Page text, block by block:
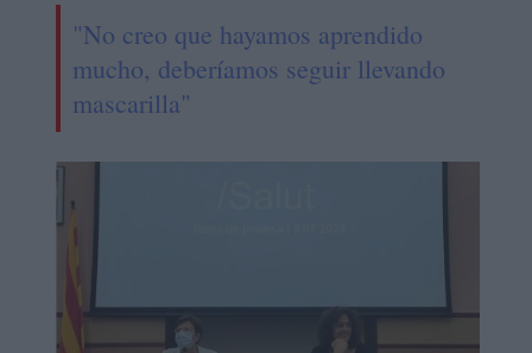
"No creo que hayamos aprendido
mucho, deberíamos seguir llevando
mascarilla"